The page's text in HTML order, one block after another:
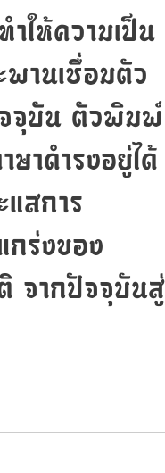
ให้ความเป็น
พานเชื่อมตัว
จุบัน ตัวพิมพ์
าดำรงอยู่ได้
สการ
กร่งของ
จากปัจจุบันสู่